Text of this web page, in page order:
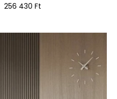
Ár
256 430 Ft